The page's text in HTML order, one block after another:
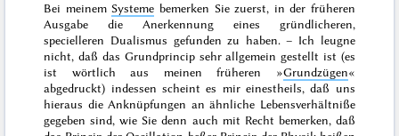
Bei meinemSysteme bemerken Sie zuerst, in der früheren
Ausgabe die Anerkennung eines gründlicheren,
specielleren Dualismus gefunden zu haben. – Ich leugne
nicht, daß das Grundprincip sehr allgemein gestellt ist (es
ist wörtlich aus meinen früheren »Grundzügen«
abgedruckt) indessen scheint es mir einestheils, daß uns
hieraus die Anknüpfungen an ähnliche Lebensverhältniße
gegeben sind, wie Sie denn auch mit Recht bemerken, daß